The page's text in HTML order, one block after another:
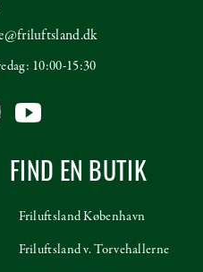
10:00-15:30
FIND EN BUTIK
Friluftsland København
Friluftsland v. Torvehallerne